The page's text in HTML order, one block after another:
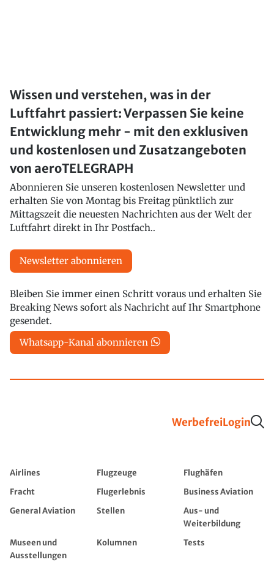
Wissen und verstehen, was in der
Luftfahrt passiert: Verpassen Sie keine
Entwicklung mehr - mit den exklusiven
und kostenlosen und Zusatzangeboten
von aeroTELEGRAPH
Abonnieren Sie unseren kostenlosen Newsletter und
erhalten Sie von Montag bis Freitag pünktlich zur
Mittagszeit die neuesten Nachrichten aus der Welt der
Luftfahrt direkt in Ihr Postfach..
Newsletter abonnieren
Bleiben Sie immer einen Schritt voraus und erhalten Sie
Breaking News sofort als Nachricht auf Ihr Smartphone
gesendet.
Whatsapp-Kanal abonnieren
WerbefreiLogin
Airlines Flugzeuge
Flughäfen
Fracht
Flugerlebnis
Business Aviation
General Aviation
Stellen
Aus- und
Weiterbildung
Museen und
Ausstellungen
Kolumnen Tests